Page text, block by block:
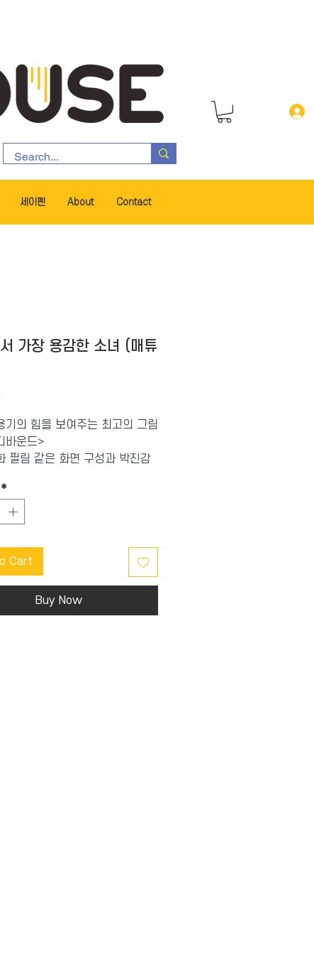
세이펜 About Contact
가장 용감한 소녀 (매튜
기의 힘을 보여주는 최고의 그림
바운드>
필림 같은 화면 구성과 박진감
동! <칼데콧 심사평>
턴 글로브 혼 북 명예상 수상
칼데콧 수상작!
*
Cart
Buy Now